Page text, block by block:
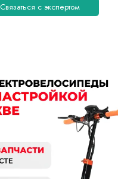
Связаться с экспертом